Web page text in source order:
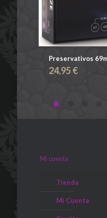
Preservativos
24,95€
Mi cuenta
Tienda
Mi Cuenta